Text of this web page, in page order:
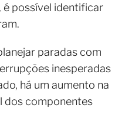
é possível identificar
paradas com
inesperadas
há um aumento na
dos componentes